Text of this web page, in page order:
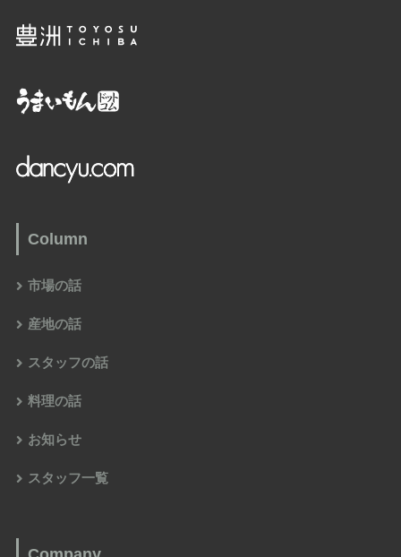
Column
市場の話
産地の話
スタッフの話
料理の話
お知らせ
スタッフ一覧